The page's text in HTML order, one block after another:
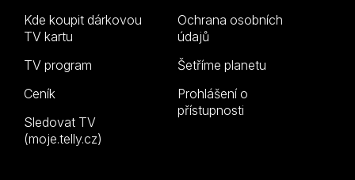
Kde koupit dárkovou
TV kartu
TV program
Ceník
Sledovat TV
(moje.telly.cz)
Ochrana osobních
údajů
Šetříme planetu
Prohlášení o
přístupnosti